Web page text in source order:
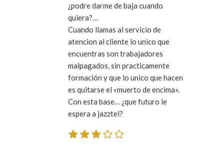
¿podre darme de baja cuando
quiera?…
Cuando llamas al servicio de
atencion al cliente lo unico que
encuentras son trabajadores
malpagados, sin practicamente
formación y que lo unico que hacen
es quitarse el «muerto de encima».
Con esta base… ¿que futuro le
espera a jazztel?